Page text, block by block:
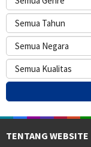
TENTANG WEBSITE